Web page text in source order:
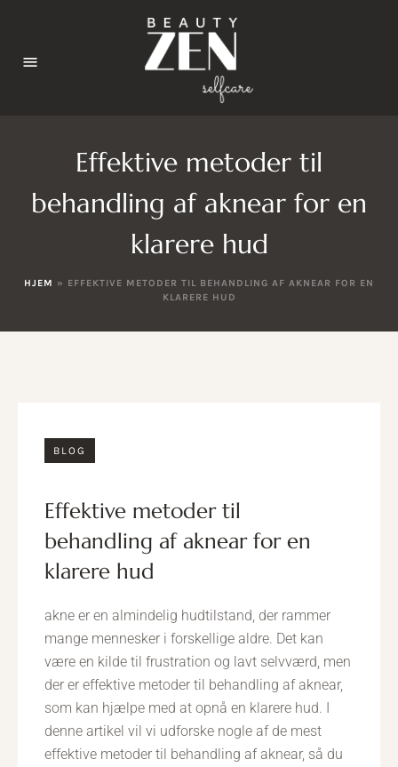
Effektive metoder til
behandling af aknear for en
klarere hud
HJEM » EFFEKTIVE METODER TIL BEHANDLING AF AKNEAR FOR EN
KLARERE HUD
BLOG
effektive metoder til
behandling af aknear for en
klarere hud
akne er en almindelig hudtilstand, der rammer
mange mennesker i forskellige aldre. Det kan
være en kilde til frustration og lavt selvværd, men
der er effektive metoder til behandling af aknear,
som kan hjælpe med at opnå en klarere hud. I
denne artikel vil vi udforske nogle af de mest
effektive metoder til behandling af aknear, så du